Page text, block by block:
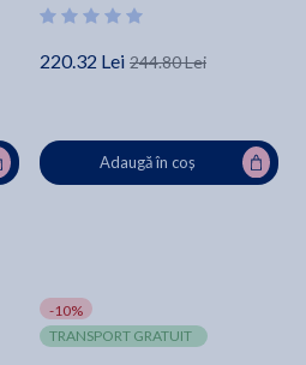
220.32 Lei 244.80 Lei
Adaugă în coș
-10%
TRANSPORT GRATUIT